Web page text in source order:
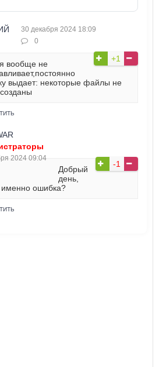
30 декабря 2024 18:09
0
+1
вообще не
выдает: некоторые файлы не
2024 09:04
-1
Добрый
день,
именно ошибка?